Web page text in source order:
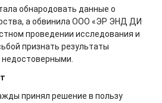
обнародовать данные о
а обвинила ООО «ЭР ЭНД ДИ
проведении исследования и
признать результаты
принял решение в пользу